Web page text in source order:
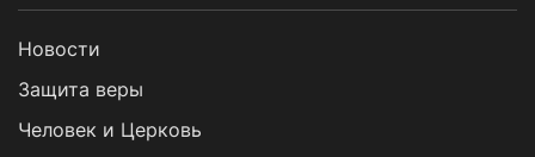
Новости
Защита веры
Человек и Церковь